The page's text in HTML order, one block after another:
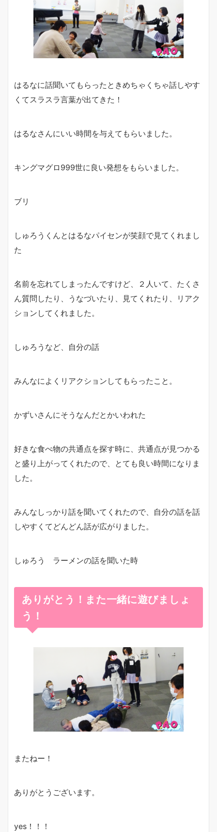
はるなに話聞いてもらったときめちゃくちゃ話しやす
くてスラスラ言葉が出てきた！
はるなさんにいい時間を与えてもらいました。
キングマグロ999世に良い発想をもらいました。
ブリ
しゅろうくんとはるなパイセンが笑顔で見てくれまし
た
名前を忘れてしまったんですけど、２人いて、たくさ
ん質問したり、うなづいたり、見てくれたり、リアク
ションしてくれました。
しゅろうなど、自分の話
みんなによくリアクションしてもらったこと。
かずいさんにそうなんだとかいわれた
好きな食べ物の共通点を探す時に、共通点が見つかる
と盛り上がってくれたので、とても良い時間になりま
した。
みんなしっかり話を聞いてくれたので、自分の話を話
しやすくてどんどん話が広がりました。
しゅろう ラーメンの話を聞いた時
ありがとう！また一緒に遊びましょ
う！
またねー！
ありがとうございます。
yes！！！